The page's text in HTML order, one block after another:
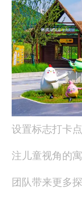
设置标志打卡
注儿童视角的
团队带来更多